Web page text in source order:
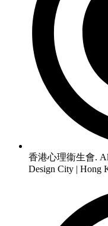
香港心理衞生會.
Design City | Hong